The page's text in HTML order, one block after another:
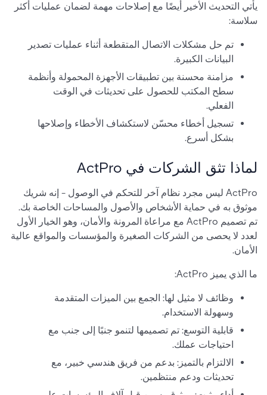
يأتي التحديث الأخير أيضًا مع إصلاحات مهمة لضمان عمليات أكثر
سلاسة:
تم حل مشكلات الاتصال المتقطعة أثناء عمليات تصدير
البيانات الكبيرة.
مزامنة محسنة بين تطبيقات الأجهزة المحمولة وأنظمة
سطح المكتب للحصول على تحديثات في الوقت
الفعلي.
تسجيل أخطاء محسّن لاستكشاف الأخطاء وإصلاحها
بشكل أسرع.
لماذا تثق الشركات في ActPro
ActPro ليس مجرد نظام آخر للتحكم في الوصول - إنه شريك
موثوق به في حماية الأشخاص والأصول والمساحات الخاصة بك.
تم تصميم ActPro مع مراعاة المرونة والأمان، وهو الخيار الأول
لعدد لا يحصى من الشركات الصغيرة والمؤسسات والمواقع عالية
الأمان.
ما الذي يميز ActPro:
وظائف لا مثيل لها: الجمع بين الميزات المتقدمة
وسهولة الاستخدام.
قابلية التوسع: تم تصميمها لتنمو جنبًا إلى جنب مع
احتياجات عملك.
الالتزام بالتميز: بدعم من فريق هندسي خبير، مع
تحديثات ودعم منتظمين.